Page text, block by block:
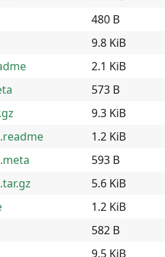
480 B
9.8 KiB
2.1 KiB
573 B
9.3 KiB
1.2 KiB
593 B
5.6 KiB
1.2 KiB
582 B
9.5 KiB